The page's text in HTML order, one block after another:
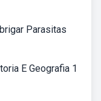
Parasitas
E Geografia 1